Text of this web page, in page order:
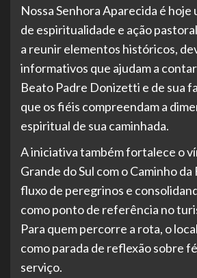
Nossa Senhora Aparecida é
de espiritualidade e ação
a reunir elementos históricos,
informativos que ajudam a
Beato Padre Donizetti e de sua
que os fiéis compreendam a
espiritual de sua caminhada.
A iniciativa também fortalece o
Grande do Sul com o Caminho da
fluxo de peregrinos e
como ponto de referência no
Para quem percorre a rota, o
como parada de reflexão sobre
serviço.